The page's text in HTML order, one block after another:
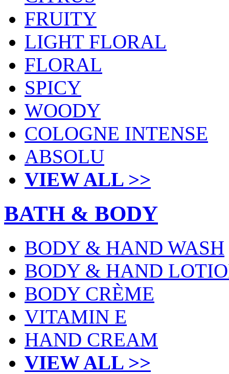
FRUITY
LIGHT FLORAL
FLORAL
SPICY
WOODY
COLOGNE INTENSE
ABSOLU
VIEW ALL >>
BATH & BODY
BODY & HAND WASH
BODY & HAND
BODY CRÈME
VITAMIN E
HAND CREAM
VIEW ALL >>